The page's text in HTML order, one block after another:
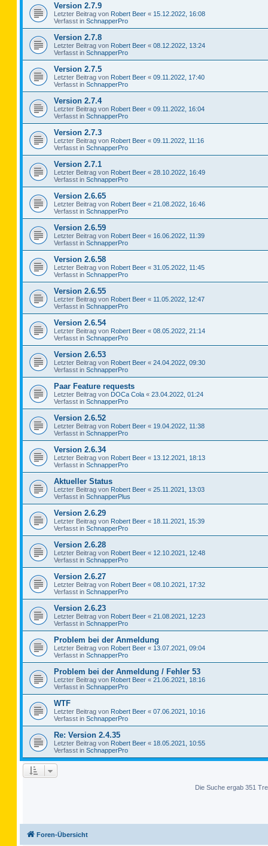
Version 2.7.9
Letzter Beitrag von Robert Beer « 15.12.2022, 16:08
Verfasst in SchnapperPro
Version 2.7.8
Letzter Beitrag von Robert Beer « 08.12.2022, 13:24
Verfasst in SchnapperPro
Version 2.7.5
Letzter Beitrag von Robert Beer « 09.11.2022, 17:40
Verfasst in SchnapperPro
Version 2.7.4
Letzter Beitrag von Robert Beer « 09.11.2022, 16:04
Verfasst in SchnapperPro
Version 2.7.3
Letzter Beitrag von Robert Beer « 09.11.2022, 11:16
Verfasst in SchnapperPro
Version 2.7.1
Letzter Beitrag von Robert Beer « 28.10.2022, 16:49
Verfasst in SchnapperPro
Version 2.6.65
Letzter Beitrag von Robert Beer « 21.08.2022, 16:46
Verfasst in SchnapperPro
Version 2.6.59
Letzter Beitrag von Robert Beer « 16.06.2022, 11:39
Verfasst in SchnapperPro
Version 2.6.58
Letzter Beitrag von Robert Beer « 31.05.2022, 11:45
Verfasst in SchnapperPro
Version 2.6.55
Letzter Beitrag von Robert Beer « 11.05.2022, 12:47
Verfasst in SchnapperPro
Version 2.6.54
Letzter Beitrag von Robert Beer « 08.05.2022, 21:14
Verfasst in SchnapperPro
Version 2.6.53
Letzter Beitrag von Robert Beer « 24.04.2022, 09:30
Verfasst in SchnapperPro
Paar Feature requests
Letzter Beitrag von DOCa Cola « 23.04.2022, 01:24
Verfasst in SchnapperPro
Version 2.6.52
Letzter Beitrag von Robert Beer « 19.04.2022, 11:38
Verfasst in SchnapperPro
Version 2.6.34
Letzter Beitrag von Robert Beer « 13.12.2021, 18:13
Verfasst in SchnapperPro
Aktueller Status
Letzter Beitrag von Robert Beer « 25.11.2021, 13:03
Verfasst in SchnapperPlus
Version 2.6.29
Letzter Beitrag von Robert Beer « 18.11.2021, 15:39
Verfasst in SchnapperPro
Version 2.6.28
Letzter Beitrag von Robert Beer « 12.10.2021, 12:48
Verfasst in SchnapperPro
Version 2.6.27
Letzter Beitrag von Robert Beer « 08.10.2021, 17:32
Verfasst in SchnapperPro
Version 2.6.23
Letzter Beitrag von Robert Beer « 21.08.2021, 12:23
Verfasst in SchnapperPro
Problem bei der Anmeldung
Letzter Beitrag von Robert Beer « 13.07.2021, 09:04
Verfasst in SchnapperPro
Problem bei der Anmeldung / Fehler 53
Letzter Beitrag von Robert Beer « 21.06.2021, 18:16
Verfasst in SchnapperPro
WTF
Letzter Beitrag von Robert Beer « 07.06.2021, 10:16
Verfasst in SchnapperPro
Re: Version 2.4.35
Letzter Beitrag von Robert Beer « 18.05.2021, 10:55
Verfasst in SchnapperPro
Die Suche ergab 351
Foren-Übersicht